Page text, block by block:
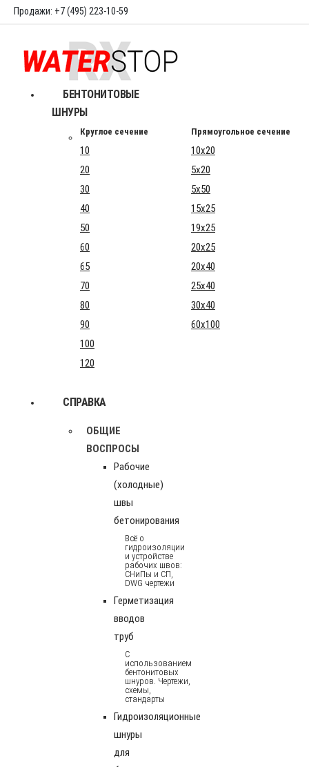
Продажи: +7 (495) 223-10-59
БЕНТОНИТОВЫЕ
ШНУРЫ
Круглое сечение Прямоугольное сечение
10
10x20
20
5x20
30
5x50
40
15x25
50
19x25
60
20x25
65
20x40
70
25x40
80
30x40
90
60x100
100
120
СПРАВКА
ОБЩИЕ
ВОСПРОСЫ
Рабочие
(холодные)
швы
бетонирования
Всё о
гидроизоляции
и устройстве
рабочих швов:
СНиПы и СП,
DWG чертежи
Герметизация
вводов
труб
С
использованием
бентонитовых
шнуров. Чертежи,
схемы,
стандарты
Гидроизоляционные
шнуры
для